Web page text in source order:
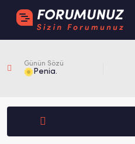
Günün Sözü
Penia.